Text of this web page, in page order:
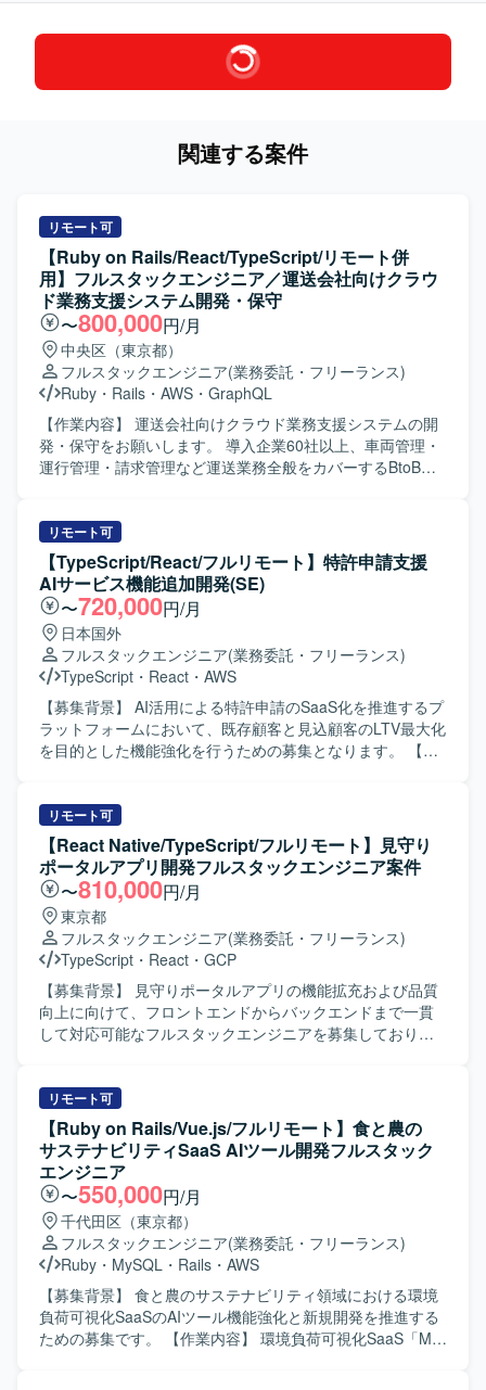
関連する案件
リモート可
【Ruby on Rails/React/TypeScript/リモート併
用】フルスタックエンジニア／運送会社向けクラウ
ド業務支援システム開発・保守
〜800,000円/月
中央区（東京都）
フルスタックエンジニア(業務委託・フリーランス)
Ruby ・ Rails ・ AWS ・ GraphQL
【作業内容】 運送会社向けクラウド業務支援システムの開
発・保守をお願いします。 導入企業60社以上、車両管理・
運行管理・請求管理など運送業務全般をカバーするBtoB
す。 既存機能の改善・バグ修正を行います。 コードレビュ
ー、テスト整備を行います。 PMI（事業譲渡後の統合）に
伴うシステム改善を行います。 【開発環境】 フレームワー
ク : Ruby 3.2 / Rails 7.1 フロントエンド : React 18 /
TypeScript 5.1 / Apollo Client (GraphQL) デザインツール：
Figma など データベース : Amazon RDS インフラ : AWS
(ECS) バージョン管理 : Git/GitHub コミュニケーション/タ
スク管理 : Slack, Google Meet, Notion を利用しています。
リモート可
【TypeScript/React/フルリモート】特許申請支援
AIサービス機能追加開発(SE)
〜720,000円/月
日本国外
フルスタックエンジニア(業務委託・フリーランス)
TypeScript ・ React ・ AWS
【募集背景】 AI活用による特許申請のSaaS化を推進するプ
ラットフォームにおいて、既存顧客と見込顧客のLTV最大化
を目的とした機能強化を行うための募集となります。 【作
す。 SaaSシステムとして顧客ごとのデータが相互に混在・
流出しないよう配慮した設計や、安定稼働を前提とした高
品質な実装を行っていただきます。 AI駆動開発環境および
プロジェクト管理ツールを活用しながら、SEとして自走的
にタスクを推進いただきます。 【求める人物像】 AIコーデ
ィングツールを積極的に活用しながらも、生成物の品質を
自らレビューし、改善を回せる方を求めています。 要件を
構造的に整理し、AIへの指示内容を自ら工夫できる方や、
変化のある環境でも主体的にタスクを進められる方がフィ
ットします。 【ポジションの魅力】 AI駆動開発を中核に据
えた開発プロセスを経験でき、LLMや各種AIツールを用い
できる環境となっております。 【開発環境】 AIコーディン
グツール（Cursor / Codex / Claude Code 等）、Docker、
GitHub、AWS を中心としたWebアプリケーション開発環境
を想定しております。
リモート可
【React Native/TypeScript/フルリモート】見守り
ポータルアプリ開発フルスタックエンジニア案件
〜810,000円/月
東京都
フルスタックエンジニア(業務委託・フリーランス)
TypeScript ・ React ・ GCP
【募集背景】 見守りポータルアプリの機能拡充および品質
向上に向けて、フロントエンドからバックエンドまで一貫
して対応可能なフルスタックエンジニアを募集しておりま
リのフロントエンド実装を中心に、UI改善や新機能実装を
行っていただきます。 Honoを用いたAPIおよびサーバーサ
イドの設計・開発を行っていただきます。 データベース設
計およびGoogle Cloud環境との連携実装を担当していただ
きます。 非機能要件（パフォーマンス・セキュリティ等）
の検討や見積もりを行っていただきます。 テストコードの
実装および品質保証業務を通じて、安定したサービス提供
に貢献していただきます。 【求める人物像】 フロントエン
ドからバックエンドまで主体的にキャッチアップしなが
ら、サービス全体の品質向上に取り組んでいただける方を
求めております。 AIツールを活用しつつも、設計や品質に
責任感を持って取り組める方が望ましいです。 【ポジショ
リモート可
【Ruby on Rails/Vue.js/フルリモート】食と農の
サステナビリティSaaS AIツール開発フルスタック
エンジニア
〜550,000円/月
千代田区（東京都）
フルスタックエンジニア(業務委託・フリーランス)
Ruby ・ MySQL ・ Rails ・ AWS
【募集背景】 食と農のサステナビリティ領域における環境
負荷可視化SaaSのAIツール機能強化と新規開発を推進する
ための募集です。 【作業内容】 環境負荷可視化SaaS「My